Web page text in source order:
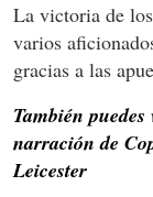
La victoria de
varios
gracias a las
También
narración de
Leicester